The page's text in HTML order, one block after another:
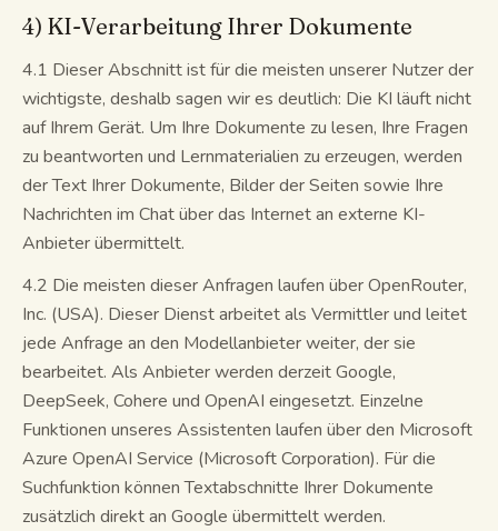
4) KI-Verarbeitung Ihrer Dokumente
4.1 Dieser Abschnitt ist für die meisten unserer Nutzer der
wichtigste, deshalb sagen wir es deutlich: Die KI läuft nicht
auf Ihrem Gerät. Um Ihre Dokumente zu lesen, Ihre Fragen
zu beantworten und Lernmaterialien zu erzeugen, werden
der Text Ihrer Dokumente, Bilder der Seiten sowie Ihre
Nachrichten im Chat über das Internet an externe KI-
Anbieter übermittelt.
4.2 Die meisten dieser Anfragen laufen über OpenRouter,
Inc. (USA). Dieser Dienst arbeitet als Vermittler und leitet
jede Anfrage an den Modellanbieter weiter, der sie
bearbeitet. Als Anbieter werden derzeit Google,
DeepSeek, Cohere und OpenAI eingesetzt. Einzelne
Funktionen unseres Assistenten laufen über den Microsoft
Azure OpenAI Service (Microsoft Corporation). Für die
Suchfunktion können Textabschnitte Ihrer Dokumente
zusätzlich direkt an Google übermittelt werden.